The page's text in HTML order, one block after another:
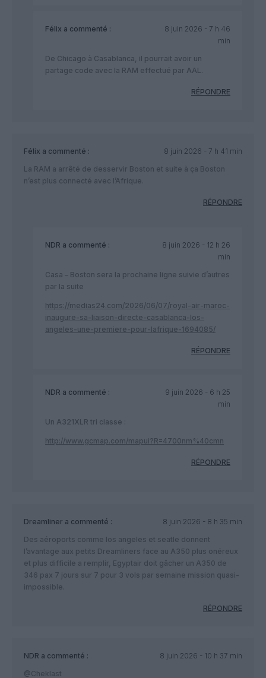
Félix a commenté :
8 juin 2026 - 7 h 46
min
De Chicago à Casablanca, il pourrait avoir un
partage code avec la RAM effectué par AAL.
RÉPONDRE
Félix a commenté :
8 juin 2026 - 7 h 41 min
La RAM a arrêté de desservir Boston et suite à ça Boston
n’est plus connecté avec l’Afrique.
RÉPONDRE
NDR a commenté :
8 juin 2026 - 12 h 26
min
Casa – Boston sera la prochaine ligne suivie d’autres
par la suite
https://medias24.com/2026/06/07/royal-air-maroc-
inaugure-sa-liaison-directe-casablanca-los-
angeles-une-premiere-pour-lafrique-1694085/
RÉPONDRE
NDR a commenté :
9 juin 2026 - 6 h 25
min
Un A321XLR tri classe :
http://www.gcmap.com/mapui?R=4700nm%40cmn
RÉPONDRE
Dreamliner a commenté :
8 juin 2026 - 8 h 35 min
Des aéroports comme los angeles et seatle donnent
l’avantage aux petits Dreamliners face au A350 plus onéreux
et plus difficile a remplir, Egyptair doit gâcher un A350 de
346 pax 7 jours sur 7 pour 3 vols par semaine mission quasi-
impossible.
RÉPONDRE
NDR a commenté :
8 juin 2026 - 10 h 37 min
@Cheklast